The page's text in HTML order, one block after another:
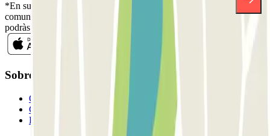
*En subscriure't acceptes la nostra Política de Privacitat per a rebre
comunicacions comercials de Parclick. Sense cap compromís,
podràs donar-te de baixa quan vulguis en la mateixa newsletter.
Sobre Parclick
Qui som
Com funciona?
Els nostres pàrquings